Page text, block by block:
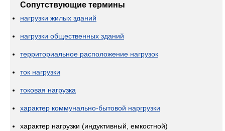
Сопутствующие термины
нагрузки жилых зданий
нагрузки общественных зданий
территориальное расположение нагрузок
ток нагрузки
токовая нагрузка
характер коммунально-бытовой наргрузки
характер нагрузки (индуктивный, емкостной)